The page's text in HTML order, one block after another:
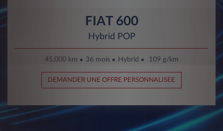
FIAT 600
Hybrid POP
45.000 km 36 mois Hybrid 109 g/km
DEMANDER UNE OFFRE PERSONNALISEE